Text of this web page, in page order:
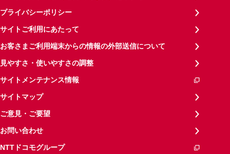
プライバシーポリシー
サイトご利用にあたって
お客さまご利用端末からの情報の外部送信について
見やすさ・使いやすさの調整
サイトメンテナンス情報
サイトマップ
ご意見・ご要望
お問い合わせ
NTTドコモグループ